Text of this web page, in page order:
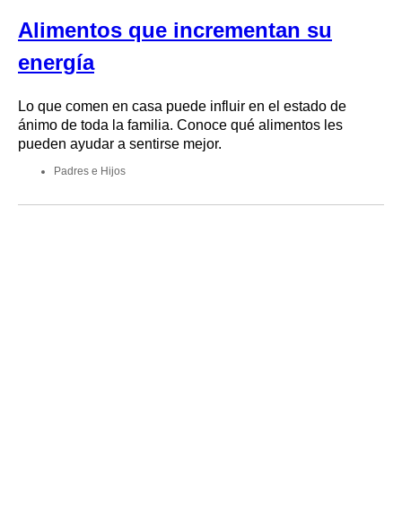
Alimentos que incrementan su
energía
Lo que comen en casa puede influir en el estado de
ánimo de toda la familia. Conoce qué alimentos les
pueden ayudar a sentirse mejor.
Padres e Hijos